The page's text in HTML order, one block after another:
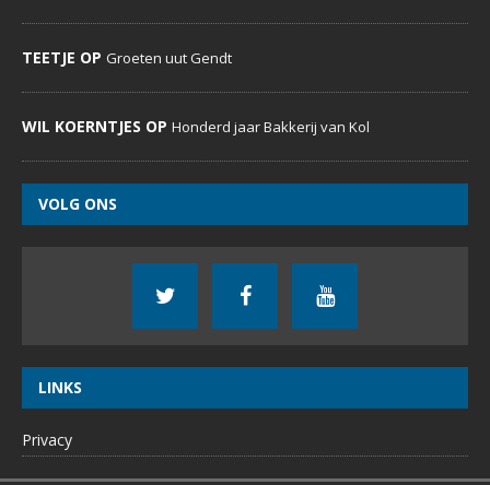
TEETJE OP Groeten uut Gendt
WIL KOERNTJES OP Honderd jaar Bakkerij van Kol
VOLG ONS
LINKS
Privacy